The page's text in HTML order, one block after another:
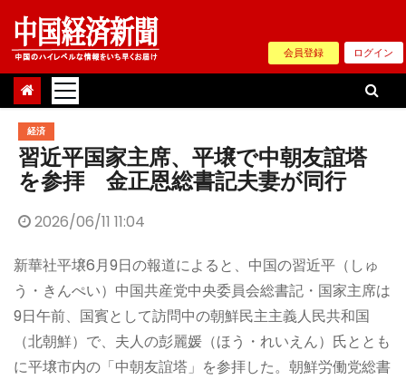
Skip
content
会員登録 ログイン
経済
習近平国家主席、平壌で中朝友誼塔
を参拝 金正恩総書記夫妻が同行
2026/06/11 11:04
新華社平壌6月9日の報道によると、中国の習近平（しゅ
う・きんぺい）中国共産党中央委員会総書記・国家主席は
9日午前、国賓として訪問中の朝鮮民主主義人民共和国
（北朝鮮）で、夫人の彭麗媛（ほう・れいえん）氏ととも
に平壌市内の「中朝友誼塔」を参拝した。朝鮮労働党総書